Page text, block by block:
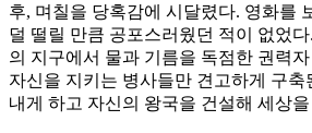
후, 며칠을 당혹감에 시달렸다. 영화를
덜 떨릴 만큼 공포스러웠던 적이 없었
의 지구에서 물과 기름을 독점한 권력
자신을 지키는 병사들만 견고하게 구축
내게 하고 자신의 왕국을 건설해 세상